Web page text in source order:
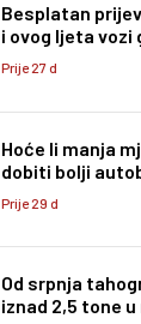
Besplatan
i ovog ljeta vozi
Prije 27 d
Hoće li manja
dobiti bolji
Prije 29 d
Od srpnja
iznad 2,5 tone